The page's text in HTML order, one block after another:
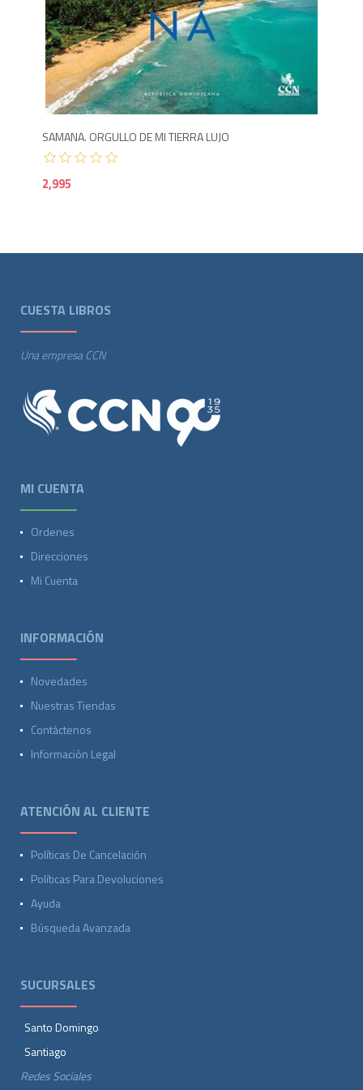
SAMANA. ORGULLO DE MI TIERRA LUJO
2,995
CUESTA LIBROS
Una empresa CCN
MI CUENTA
Ordenes
Direcciones
Mi Cuenta
INFORMACIÓN
Novedades
Nuestras Tiendas
Contáctenos
Información Legal
ATENCIÓN AL CLIENTE
Políticas De Cancelación
Políticas Para Devoluciones
Ayuda
Búsqueda Avanzada
SUCURSALES
Santo Domingo
Santiago
Redes Sociales